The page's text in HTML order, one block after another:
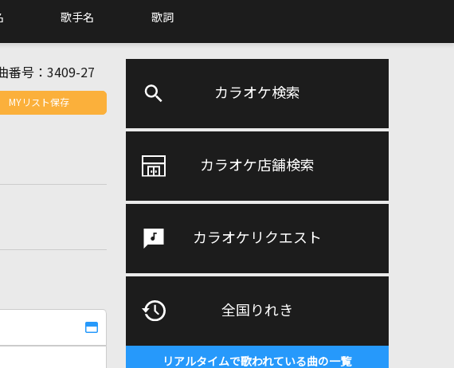
歌手名 歌詞
カラオケ検索
カラオケ店舗検索
カラオケリクエスト
全国りれき
リアルタイムで歌われている曲の一覧
番号： 3409-27
MYリスト保存